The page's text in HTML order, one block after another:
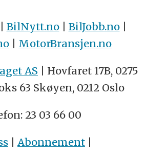
BilNytt.no| BilJobb.no|
| MotorBransjen.no
AS | Hovfaret 17B, 0275
63 Skøyen, 0212 Oslo
23 03 66 00
| Abonnement |